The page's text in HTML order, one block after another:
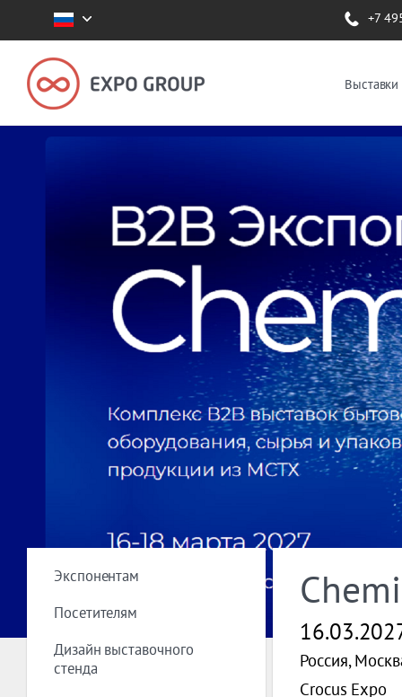
+7
Экспонентам
Посетителям
Дизайн выставочного
стенда
Россия,
Crocus Expo